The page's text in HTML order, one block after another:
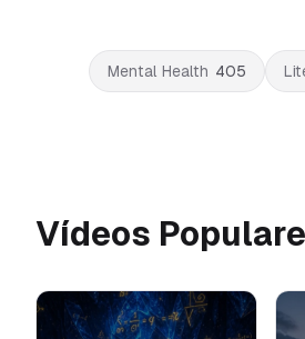
Mental Health 405
Vídeos